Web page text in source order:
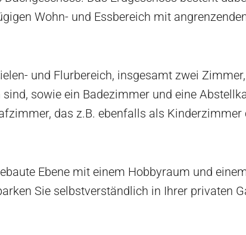
Wohn- und Essbereich mit
und Flurbereich, insgesamt zwei
sowie ein Badezimmer und eine
das z.B. ebenfalls als Kinderzimmer
Ebene mit einem Hobbyraum und
Sie selbstverständlich in Ihrer privaten